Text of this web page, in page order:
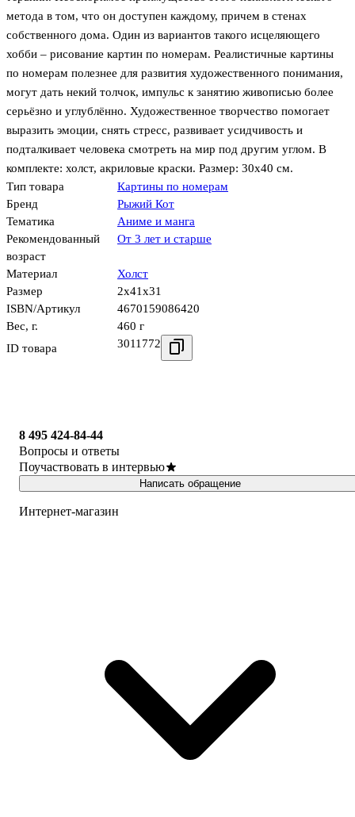
метода в том, что он доступен каждому, причем в стенах
собственного дома. Один из вариантов такого исцеляющего
хобби – рисование картин по номерам. Реалистичные картины
по номерам полезнее для развития художественного понимания,
могут дать некий толчок, импульс к занятию живописью более
серьёзно и углублённо. Художественное творчество помогает
выразить эмоции, снять стресс, развивает усидчивость и
подталкивает человека смотреть на мир под другим углом. В
комплекте: холст, акриловые краски. Размер: 30х40 см.
Тип товара
Картины по номерам
Бренд
Рыжий Кот
Тематика
Аниме и манга
Рекомендованный
возраст
От 3 лет и старше
Материал
Холст
Размер
2x41x31
ISBN/Артикул
4670159086420
Вес, г.
460 г
ID товара
3011772
8 495 424-84-44
Вопросы и ответы
Поучаствовать в интервью
Написать обращение
Интернет-магазин